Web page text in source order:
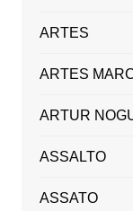
ARTES
ARTES
ARTUR
ASSALTO
ASSATO